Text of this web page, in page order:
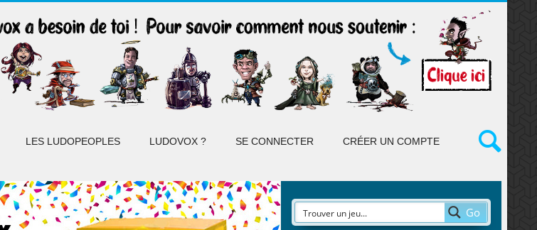
LES LUDOPEOPLES LUDOVOX ? SE CONNECTER CRÉER UN COMPTE
Go